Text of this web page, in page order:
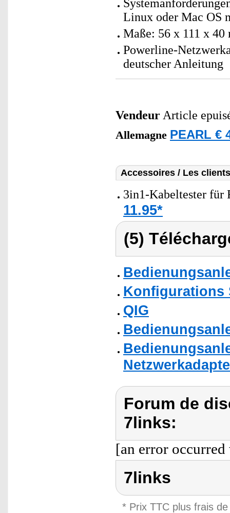
Linux oder Mac OS
Maße: 56 x 111 x 40
Powerline-
deutscher Anleitung
Vendeur Article
Allemagne PEARL €
Accessoires / Les
3in1-Kabeltester für
11.95*
(5)
Konfigurations
QIG
Forum de
7links:
[an error
7links
* Prix TTC plus frais